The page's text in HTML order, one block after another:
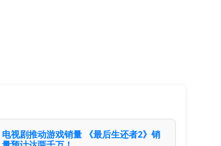
电视剧推动游戏销量 《最后生还者2》销